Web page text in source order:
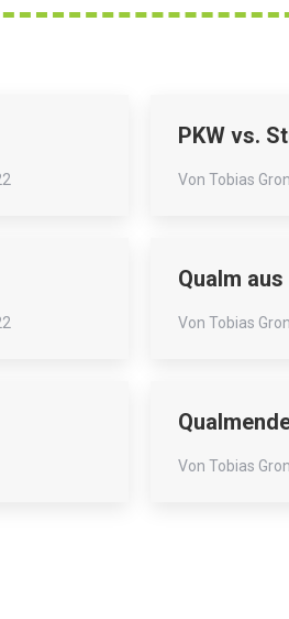
PKW vs.
Von Tobias
Qualm
Von Tobias
Von Tobias